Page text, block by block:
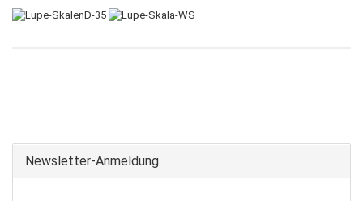
Newsletter-Anmeldung